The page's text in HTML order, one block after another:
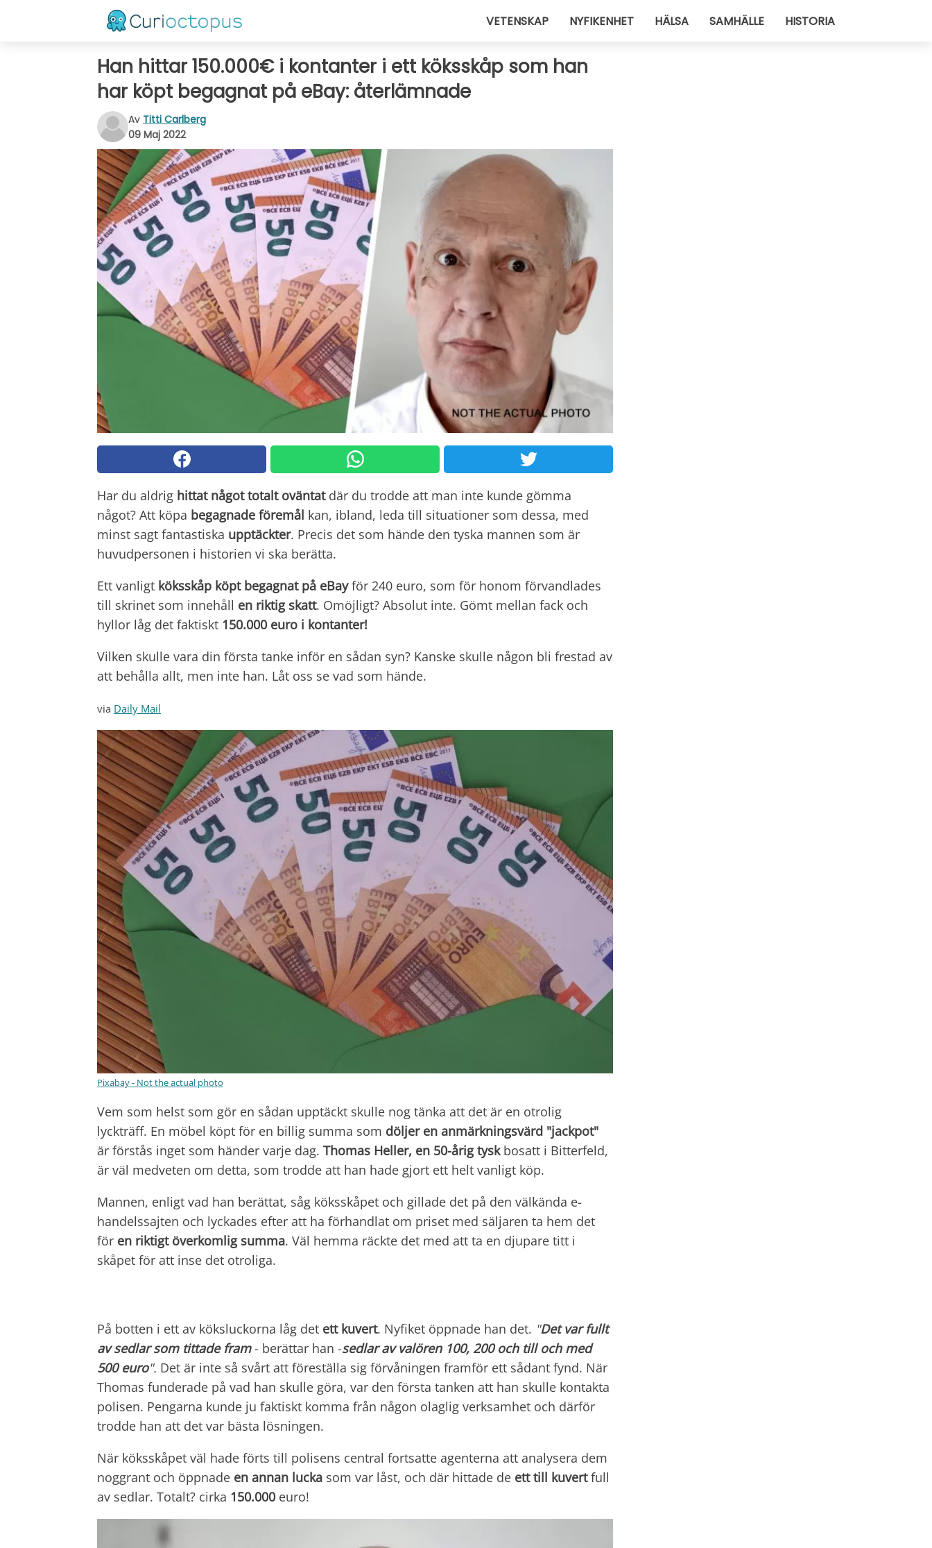
VETENSKAP NYFIKENHET HÄLSA SAMHÄLLE HISTORIA
Han hittar 150.000€ i kontanter i ett köksskåp som han
har köpt begagnat på eBay: återlämnade
Av Titti Carlberg
09 Maj 2022
Har du aldrig hittat något totalt oväntatdär du trodde att man inte kunde gömma
något? Att köpa begagnade föremål kan, ibland, leda till situationer som dessa, med
minst sagt fantastiska upptäckter. Precis det som hände den tyska mannen som är
huvudpersonen i historien vi ska berätta.
Ett vanligt köksskåp köpt begagnat på eBayför 240 euro, som för honom förvandlades
till skrinet som innehåll en riktig skatt. Omöjligt? Absolut inte. Gömt mellan fack och
hyllor låg det faktiskt 150.000 euro i kontanter!
Vilken skulle vara din första tanke inför en sådan syn? Kanske skulle någon bli frestad av
att behålla allt, men inte han. Låt oss se vad som hände.
via Daily Mail
Pixabay - Not the actual photo
Vem som helst som gör en sådan upptäckt skulle nog tänka att det är en otrolig
lyckträff. En möbel köpt för en billig summa som döljer en anmärkningsvärd "jackpot"
är förstås inget som händer varje dag. Thomas Heller, en 50-årig tyskbosatt i Bitterfeld,
är väl medveten om detta, som trodde att han hade gjort ett helt vanligt köp.
Mannen, enligt vad han berättat, såg köksskåpet och gillade det på den välkända e-
handelssajten och lyckades efter att ha förhandlat om priset med säljaren ta hem det
för en riktigt överkomlig summa. Väl hemma räckte det med att ta en djupare titt i
skåpet för att inse det otroliga.
På botten i ett av köksluckorna låg det ett kuvert. Nyfiket öppnade han det. "Det var fullt
av sedlar som tittade fram- berättar han -sedlar av valören 100, 200 och till och med
500 euro". Det är inte så svårt att föreställa sig förvåningen framför ett sådant fynd. När
Thomas funderade på vad han skulle göra, var den första tanken att han skulle kontakta
polisen. Pengarna kunde ju faktiskt komma från någon olaglig verksamhet och därför
trodde han att det var bästa lösningen.
När köksskåpet väl hade förts till polisens central fortsatte agenterna att analysera dem
noggrant och öppnade en annan lucka som var låst, och där hittade de ett till kuvertfull
av sedlar. Totalt? cirka 150.000 euro!